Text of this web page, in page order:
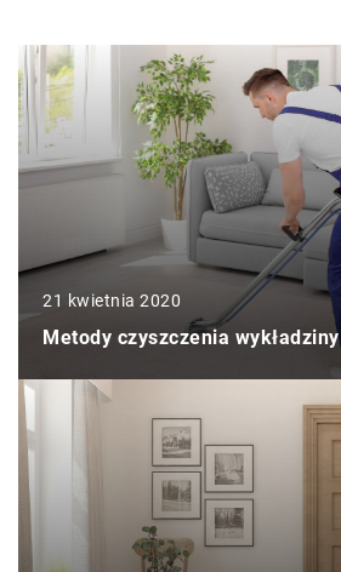
21 kwietnia 2020
Metody czyszczenia wykładziny